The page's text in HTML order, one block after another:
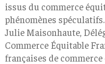
issus du commerce
phénomènes spéculatifs.
Julie Maisonhaute,
Commerce Équitable
françaises de